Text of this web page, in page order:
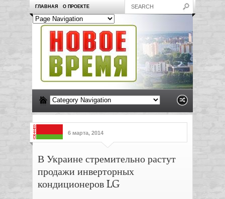
ГЛАВНАЯ О ПРОЕКТЕ
6 марта, 2014
В Украине стремительно растут
продажи инверторных
кондиционеров LG